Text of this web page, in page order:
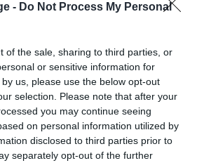
- Do Not Process My Personal
of the sale, sharing to third parties, or
or sensitive information for
us, please use the below opt-out
selection. Please note that after your
you may continue seeing
on personal information utilized by
disclosed to third parties prior to
separately opt-out of the further
de Naples, conçue par